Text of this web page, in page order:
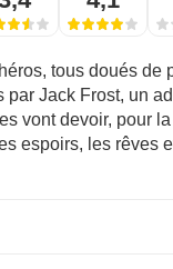
tous doués de
par Jack Frost, un
vont devoir, pour
espoirs, les rêves